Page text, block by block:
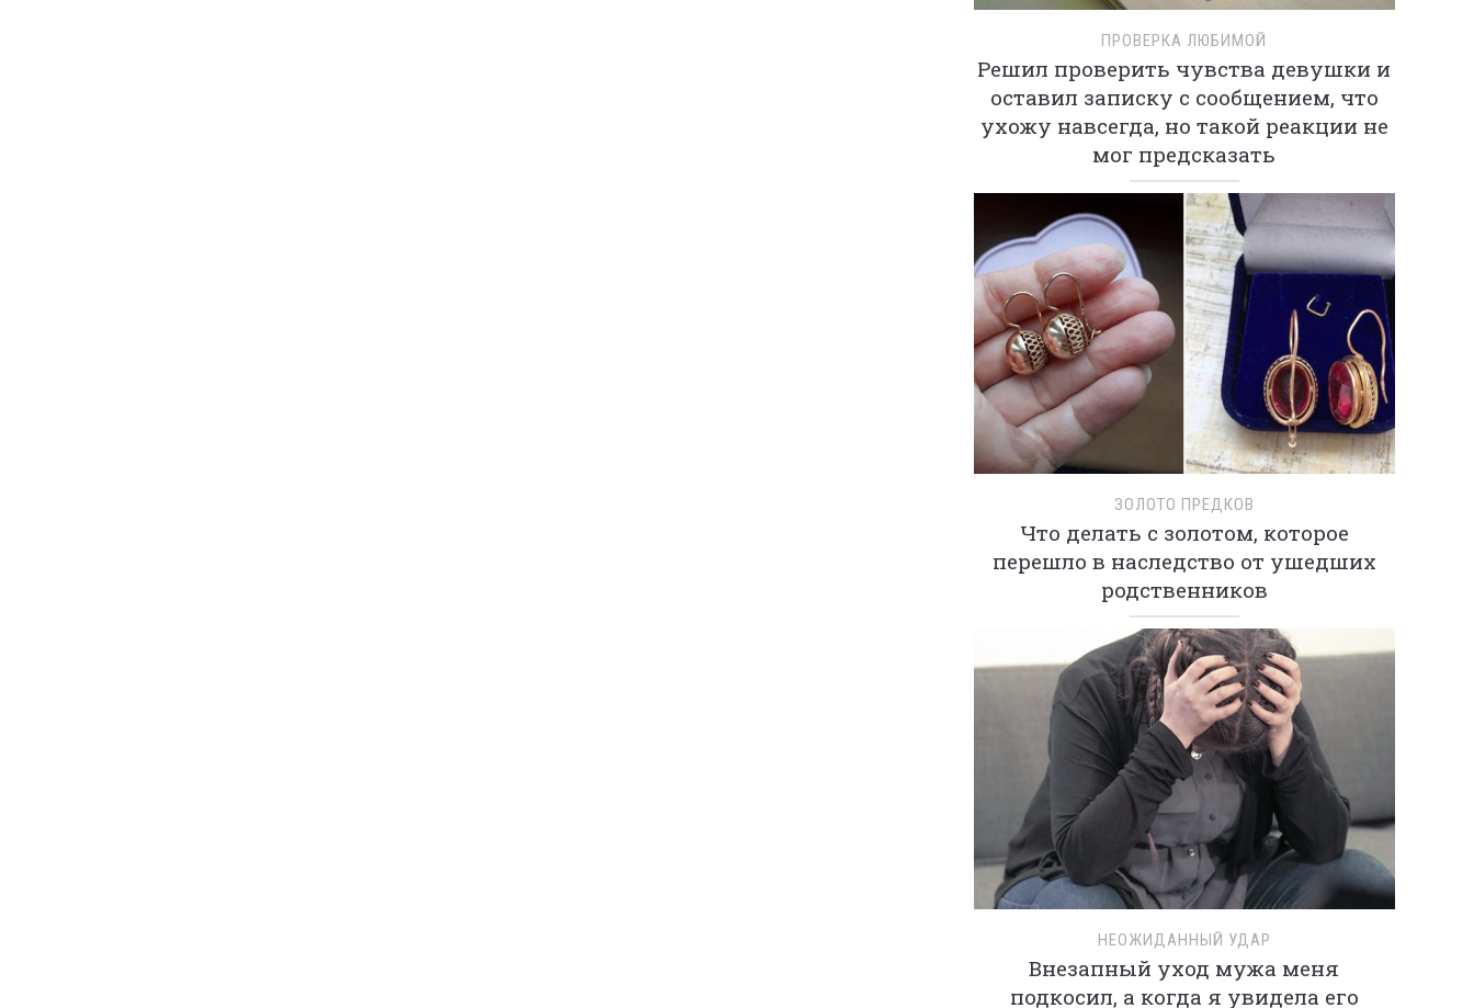
ПРОВЕРКА ЛЮБИМОЙ
Решил проверить чувства девушки и
оставил записку с сообщением, что
ухожу навсегда, но такой реакции не
мог предсказать
ЗОЛОТО ПРЕДКОВ
Что делать с золотом, которое
перешло в наследство от ушедших
родственников
НЕОЖИДАННЫЙ УДАР
Внезапный уход мужа меня
подкосил, а когда я увидела его